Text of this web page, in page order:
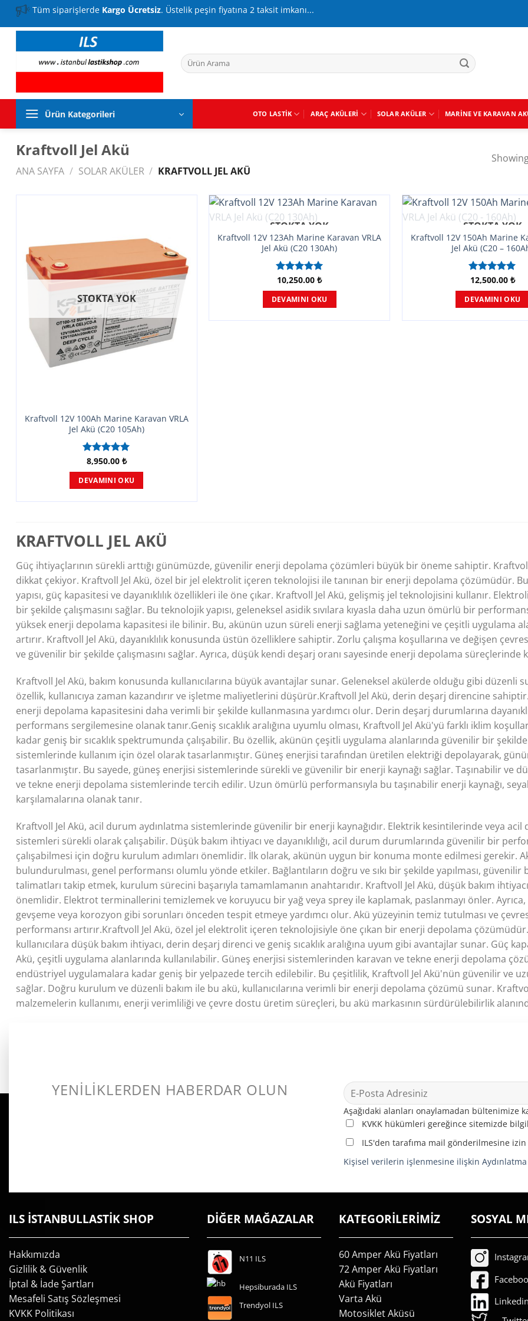
İçeriğe Tüm siparişlerde Kargo Ücretsiz. Üstelik peşin fiyatına 2 taksit imkanı...
Ara:
Ürün Kategorileri OTO LASTIK ARAÇ AKÜLERI SOLAR AKÜLER MARINE VE KARAVAN
Kraftvoll Jel Akü
ANA SAYFA / SOLAR AKÜLER / KRAFTVOLL JEL AKÜ
STOKTA YOK
Kraftvoll 12V 100Ah Marine Karavan VRLA
Jel Akü (C20 105Ah)
5 üzerinden
5.00oy
aldı
8,950.00 ₺
DEVAMINI OKU
STOKTA YOK
Kraftvoll 12V 123Ah Marine Karavan VRLA
Jel Akü (C20 130Ah)
5 üzerinden
5.00oy
aldı
10,250.00₺
DEVAMINI OKU
STOKTA YOK
Kraftvoll 12V 150Ah Marine
Jel Akü (C20 –
5 üzerinden
5.00oy
aldı
12,500.00 ₺
DEVAMINI OKU
KRAFTVOLL JEL AKÜ
Güç ihtiyaçlarının sürekli arttığı günümüzde, güvenilir enerji depolama çözümleri büyük bir öneme sahiptir.
dikkat çekiyor. Kraftvoll Jel Akü, özel bir jel elektrolit içeren teknolojisi ile tanınan bir enerji depolama çözümüdür.
yapısı, güç kapasitesi ve dayanıklılık özellikleri ile öne çıkar. Kraftvoll Jel Akü, gelişmiş jel teknolojisini kullanır.
bir şekilde çalışmasını sağlar. Bu teknolojik yapısı, geleneksel asidik sıvılara kıyasla daha uzun ömürlü bir
yüksek enerji depolama kapasitesi ile bilinir. Bu, akünün uzun süreli enerji sağlama yeteneğini ve çeşitli uygulama
artırır. Kraftvoll Jel Akü, dayanıklılık konusunda üstün özelliklere sahiptir. Zorlu çalışma koşullarına ve değişen
ve güvenilir bir şekilde çalışmasını sağlar. Ayrıca, düşük kendi deşarj oranı sayesinde enerji depolama süreçlerinde
Kraftvoll Jel Akü, bakım konusunda kullanıcılarına büyük avantajlar sunar. Geleneksel akülerde olduğu gibi düzenli
özellik, kullanıcıya zaman kazandırır ve işletme maliyetlerini düşürür.Kraftvoll Jel Akü, derin deşarj direncine
enerji depolama kapasitesini daha verimli bir şekilde kullanmasına yardımcı olur. Derin deşarj durumlarına
performans sergilemesine olanak tanır.Geniş sıcaklık aralığına uyumlu olması, Kraftvoll Jel Akü'yü farklı iklim
kadar geniş bir sıcaklık spektrumunda çalışabilir. Bu özellik, akünün çeşitli uygulama alanlarında güvenilir bir
sistemlerinde kullanım için özel olarak tasarlanmıştır. Güneş enerjisi tarafından üretilen elektriği depolayarak,
tasarlanmıştır. Bu sayede, güneş enerjisi sistemlerinde sürekli ve güvenilir bir enerji kaynağı sağlar. Taşınabilir ve
ve tekne enerji depolama sistemlerinde tercih edilir. Uzun ömürlü performansıyla bu taşınabilir enerji kaynağı,
karşılamalarına olanak tanır.
Kraftvoll Jel Akü, acil durum aydınlatma sistemlerinde güvenilir bir enerji kaynağıdır. Elektrik kesintilerinde veya
sistemleri sürekli olarak çalışabilir. Düşük bakım ihtiyacı ve dayanıklılığı, acil durum durumlarında güvenilir bir
çalışabilmesi için doğru kurulum adımları önemlidir. İlk olarak, akünün uygun bir konuma monte edilmesi gerekir.
bulundurulması, genel performansı olumlu yönde etkiler. Bağlantıların doğru ve sıkı bir şekilde yapılması,
talimatları takip etmek, kurulum sürecini başarıyla tamamlamanın anahtarıdır. Kraftvoll Jel Akü, düşük bakım
önemlidir. Elektrot terminallerini temizlemek ve koruyucu bir yağ veya sprey ile kaplamak, paslanmayı önler.
gevşeme veya korozyon gibi sorunları önceden tespit etmeye yardımcı olur. Akü yüzeyinin temiz tutulması ve
performansı artırır.Kraftvoll Jel Akü, özel jel elektrolit içeren teknolojisiyle öne çıkan bir enerji depolama
kullanıcılara düşük bakım ihtiyacı, derin deşarj direnci ve geniş sıcaklık aralığına uyum gibi avantajlar sunar. Güç
Akü, çeşitli uygulama alanlarında kullanılabilir. Güneş enerjisi sistemlerinden karavan ve tekne enerji depolama
endüstriyel uygulamalara kadar geniş bir yelpazede tercih edilebilir. Bu çeşitlilik, Kraftvoll Jel Akü'nün güvenilir ve
sağlar. Doğru kurulum ve düzenli bakım ile bu akü, kullanıcılarına verimli bir enerji depolama çözümü sunar.
malzemelerin kullanımı, enerji verimliliği ve çevre dostu üretim süreçleri, bu akü markasının sürdürülebilirlik
YENİLİKLERDEN HABERDAR OLUN
Aşağıdaki alanları onaylamadan bültenimize
KVKK hükümleri gereğince sitemizde
ILS'den tarafıma mail gönderilmesine
Kişisel verilerin işlenmesine ilişkin
ILS İSTANBULLASTİK SHOP
Hakkımızda
Gizlilik & Güvenlik
İptal & İade Şartları
Mesafeli Satış Sözleşmesi
KVKK Politikası
DİĞER MAĞAZALAR
N11 ILS
Hepsiburada ILS
Trendyol ILS
KATEGORİLERİMİZ
60 Amper Akü Fiyatları
72 Amper Akü Fiyatları
Akü Fiyatları
Varta Akü
Motosiklet Aküsü
SOSYAL
Linkedin